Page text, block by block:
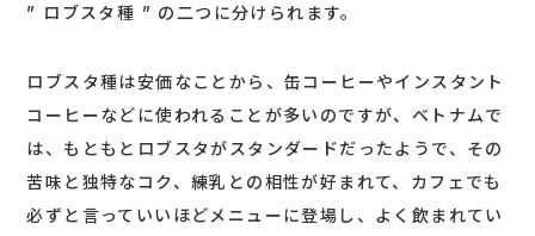
” ロブスタ種 ” の二つに分けられます。
ロブスタ種は安価なことから、缶コーヒーやインスタント
コーヒーなどに使われることが多いのですが、ベトナムで
は、もともとロブスタがスタンダードだったようで、その
苦味と独特なコク、練乳との相性が好まれて、カフェでも
必ずと言っていいほどメニューに登場し、よく飲まれてい